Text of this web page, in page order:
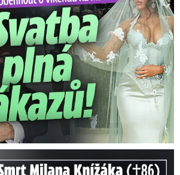
(†86): Co prozradilo neobvyklé parte?